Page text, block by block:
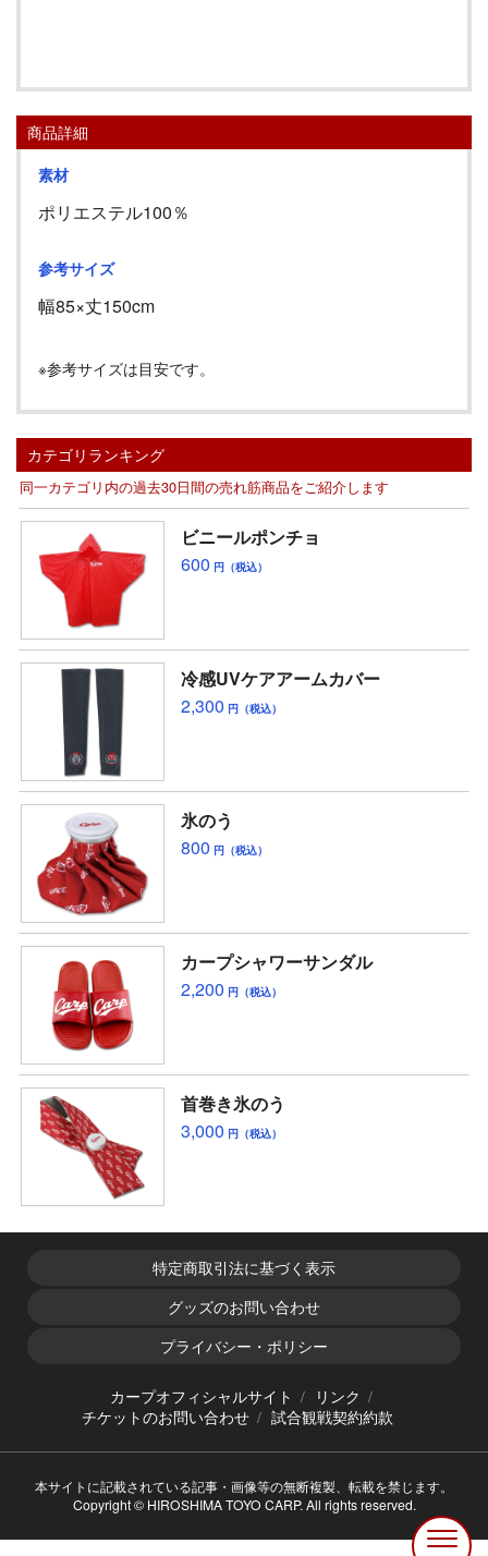
商品詳細
素材
ポリエステル100％
参考サイズ
幅85×丈150cm
※参考サイズは目安です。
カテゴリランキング
同一カテゴリ内の過去30日間の売れ筋商品をご紹介します
ビニールポンチョ
600 円（税込）
冷感UVケアアームカバー
2,300 円（税込）
氷のう
800 円（税込）
カープシャワーサンダル
2,200 円（税込）
首巻き氷のう
3,000 円（税込）
特定商取引法に基づく表示
グッズのお問い合わせ
プライバシー・ポリシー
カープオフィシャルサイト
リンク
チケットのお問い合わせ
試合観戦契約約款
本サイトに記載されている記事・画像等の無断複製、転載を禁じます。
Copyright © HIROSHIMA TOYO CARP. All rights reserved.